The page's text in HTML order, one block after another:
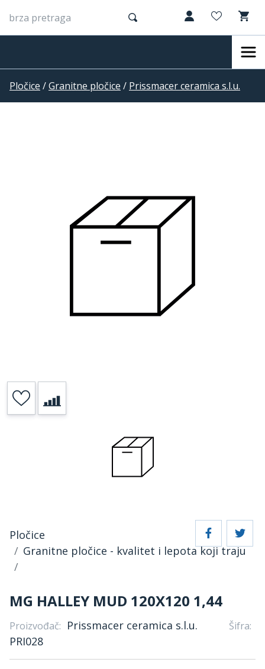
Pločice /Granitne pločice / Prissmacer ceramica s.l.u.
Pločice
Granitne pločice - kvalitet i lepota koji traju
MG HALLEY MUD 120X120 1,44
Proizvođač: Prissmacer ceramica s.l.u. Šifra:
PRI028